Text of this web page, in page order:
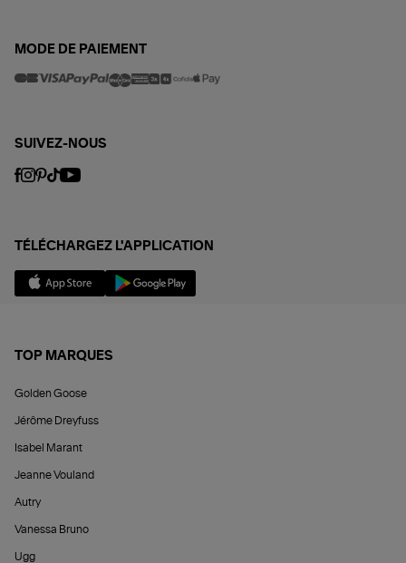
MODE DE PAIEMENT
SUIVEZ-NOUS
TÉLÉCHARGEZ L'APPLICATION
TOP MARQUES
Golden Goose
Jérôme Dreyfuss
Isabel Marant
Jeanne Vouland
Autry
Vanessa Bruno
Ugg